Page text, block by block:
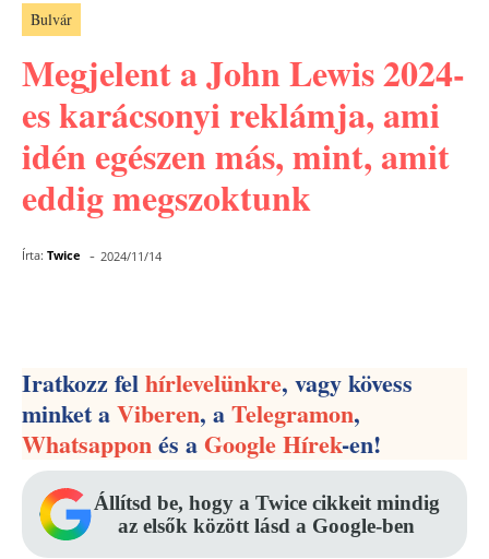
Bulvár
Megjelent a John Lewis 2024-
es karácsonyi reklámja, ami
idén egészen más, mint, amit
eddig megszoktunk
Írta: Twice - 2024/11/14
Iratkozz felhírlevelünkre, vagy kövess
minket aViberen, aTelegramon,
Whatsapponés aGoogle Hírek-en!
Állítsd be, hogy a Twice cikkeit mindig
az elsők között lásd a Google-ben